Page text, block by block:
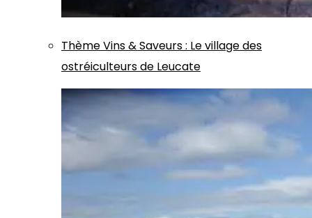
ThèmeVins & Saveurs: Le village des
ostréiculteurs de Leucate